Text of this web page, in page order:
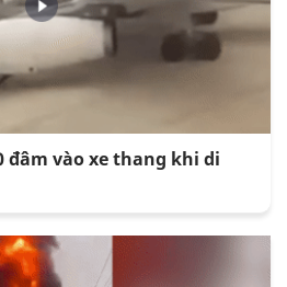
đâm vào xe thang khi di